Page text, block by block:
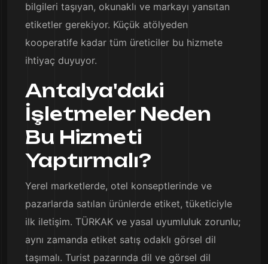
bilgileri taşıyan, okunaklı ve markayı yansıtan
etiketler gerekiyor. Küçük atölyeden
kooperatife kadar tüm üreticiler bu hizmete
ihtiyaç duyuyor.
Antalya'daki
İşletmeler Neden
Bu Hizmeti
Yaptırmalı?
Yerel marketlerde, otel konseptlerinde ve
pazarlarda satılan ürünlerde etiket, tüketiciyle
ilk iletişim. TÜRKAK ve yasal uyumluluk zorunlu;
aynı zamanda etiket satış odaklı görsel dil
taşımalı. Turist pazarında dil ve görsel dil